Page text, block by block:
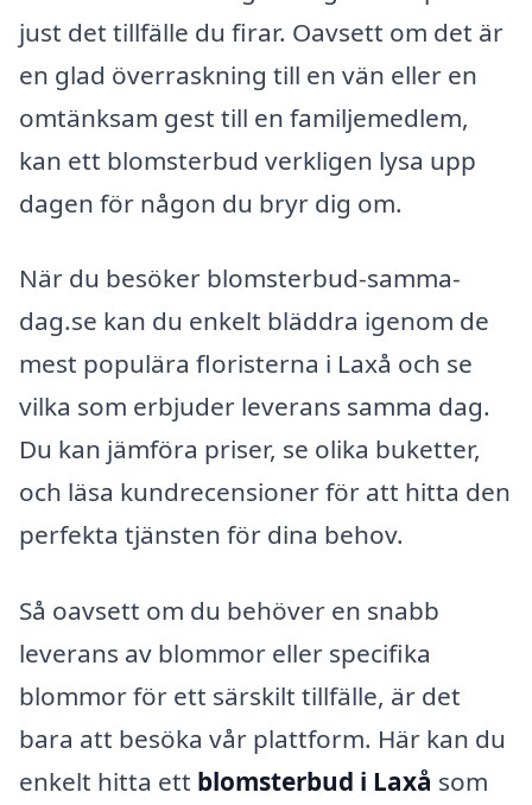
just det tillfälle du firar. Oavsett om det är
en glad överraskning till en vän eller en
omtänksam gest till en familjemedlem,
kan ett blomsterbud verkligen lysa upp
dagen för någon du bryr dig om.
När du besöker blomsterbud-samma-
dag.se kan du enkelt bläddra igenom de
mest populära floristerna i Laxå och se
vilka som erbjuder leverans samma dag.
Du kan jämföra priser, se olika buketter,
och läsa kundrecensioner för att hitta den
perfekta tjänsten för dina behov.
Så oavsett om du behöver en snabb
leverans av blommor eller specifika
blommor för ett särskilt tillfälle, är det
bara att besöka vår plattform. Här kan du
enkelt hitta ett blomsterbud i Laxå som